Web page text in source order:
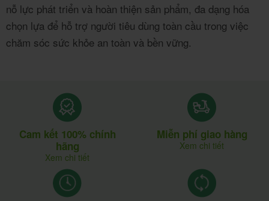
nỗ lực phát triển và hoàn thiện sản phẩm, đa dạng hóa
chọn lựa để hỗ trợ người tiêu dùng toàn cầu trong việc
chăm sóc sức khỏe an toàn và bền vững.
Cam kết 100% chính
hãng
Xem chi tiết
Miễn phí giao hàng
Xem chi tiết